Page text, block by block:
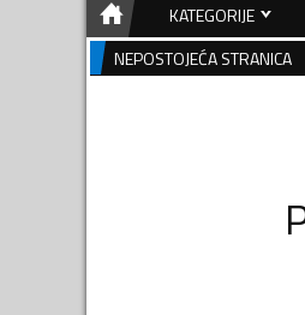
KATEGORIJE
NEPOSTOJEĆA STRANICA